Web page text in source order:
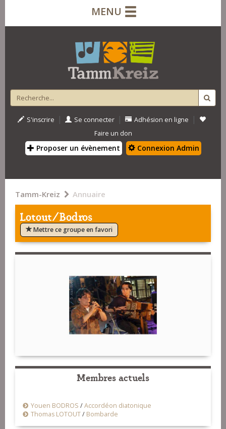
MENU
S'inscrire | Se connecter | Adhésion en ligne |
Faire un don
Proposer un évènement Connexion Admin
Tamm-Kreiz Annuaire
Lotout/Bodros
Mettre ce groupe en favori
Membres actuels
Youen BODROS /Accordéon diatonique
Thomas LOTOUT/ Bombarde